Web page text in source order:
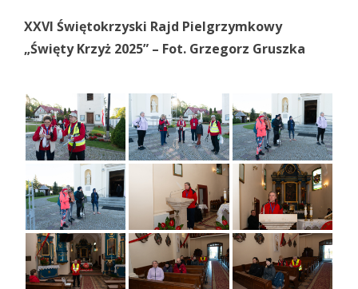
XXVI Świętokrzyski Rajd Pielgrzymkowy
„Święty Krzyż 2025” – Fot. Grzegorz Gruszka